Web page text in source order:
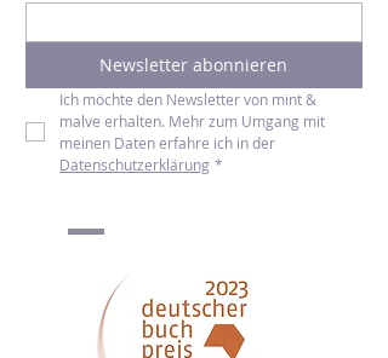
E-Mail-Adresse *
Newsletter abonnieren
Ich möchte den Newsletter von mint &